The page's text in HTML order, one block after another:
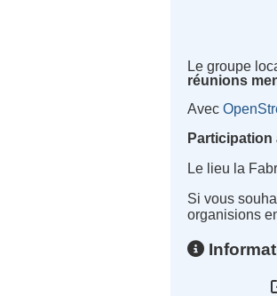
Le groupe
réunions
Avec
Participation
Le lieu la
Si vous
organisions